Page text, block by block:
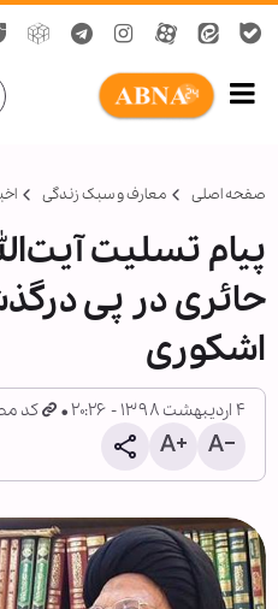
صفحه اصلی معارف و سبک زندگی
پیام تسلیت
حائری در پی
اشکوری
۴ اردیبهشت ۱۳۹۸ - ۲۰:۲۶ کد